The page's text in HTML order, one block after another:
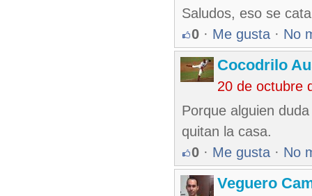
Saludos, eso se
0 · Me gusta · No
Cocodrilo
20 de octubre
Porque alguien
quitan la casa.
0 · Me gusta · No
Veguero